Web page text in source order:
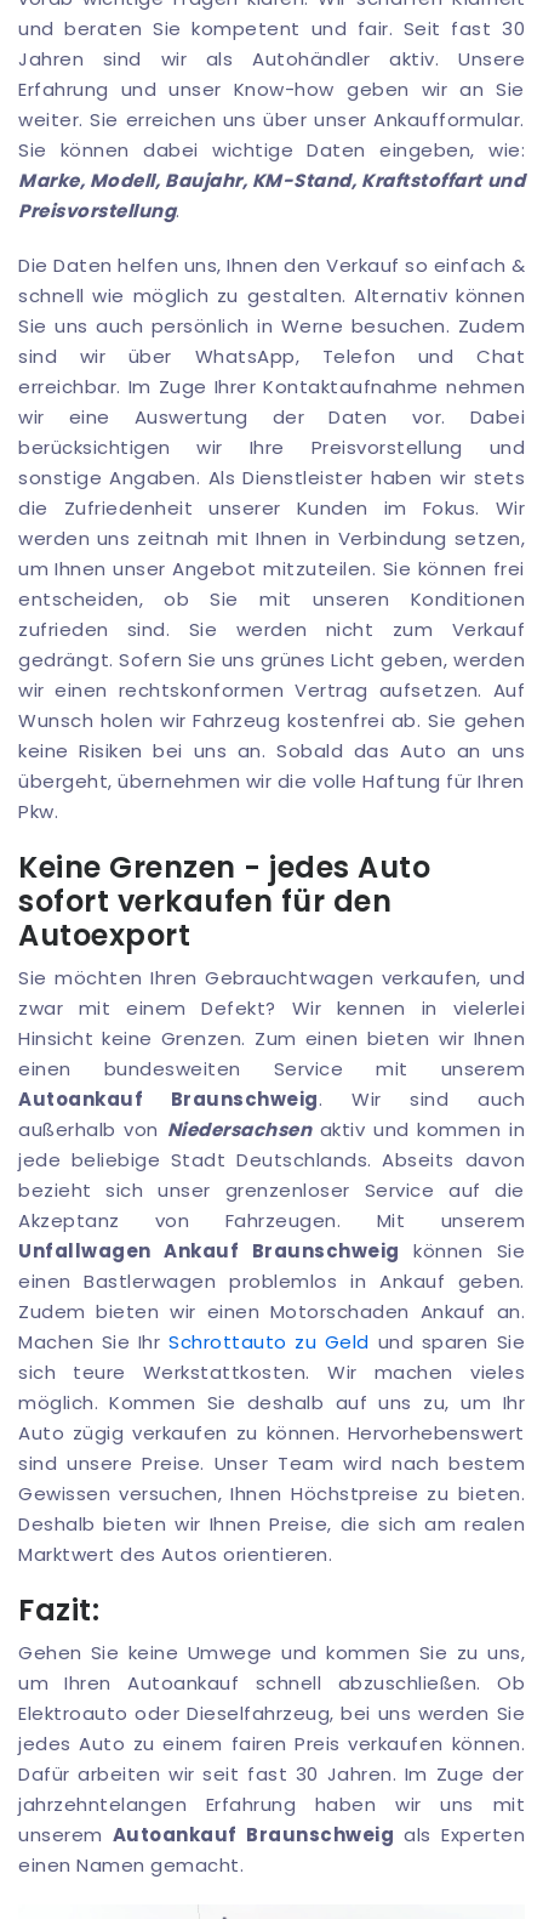
und beraten Sie kompetent und fair. Seit fast 30
Jahren sind wir als Autohändler aktiv. Unsere
Erfahrung und unser Know-how geben wir an Sie
weiter. Sie erreichen uns über unser Ankaufformular.
Sie können dabei wichtige Daten eingeben, wie:
Marke, Modell, Baujahr, KM-Stand, Kraftstoffart und
Preisvorstellung.
Die Daten helfen uns, Ihnen den Verkauf so einfach &
schnell wie möglich zu gestalten. Alternativ können
Sie uns auch persönlich in Werne besuchen. Zudem
sind wir über WhatsApp, Telefon und Chat
erreichbar. Im Zuge Ihrer Kontaktaufnahme nehmen
wir eine Auswertung der Daten vor. Dabei
berücksichtigen wir Ihre Preisvorstellung und
sonstige Angaben. Als Dienstleister haben wir stets
die Zufriedenheit unserer Kunden im Fokus. Wir
werden uns zeitnah mit Ihnen in Verbindung setzen,
um Ihnen unser Angebot mitzuteilen. Sie können frei
entscheiden, ob Sie mit unseren Konditionen
zufrieden sind. Sie werden nicht zum Verkauf
gedrängt. Sofern Sie uns grünes Licht geben, werden
wir einen rechtskonformen Vertrag aufsetzen. Auf
Wunsch holen wir Fahrzeug kostenfrei ab. Sie gehen
keine Risiken bei uns an. Sobald das Auto an uns
übergeht, übernehmen wir die volle Haftung für Ihren
Pkw.
Keine Grenzen - jedes Auto
sofort verkaufen für den
Autoexport
Sie möchten Ihren Gebrauchtwagen verkaufen, und
zwar mit einem Defekt? Wir kennen in vielerlei
Hinsicht keine Grenzen. Zum einen bieten wir Ihnen
einen bundesweiten Service mit unserem
Autoankauf Braunschweig. Wir sind auch
außerhalb von Niedersachsenaktiv und kommen in
jede beliebige Stadt Deutschlands. Abseits davon
bezieht sich unser grenzenloser Service auf die
Akzeptanz von Fahrzeugen. Mit unserem
Unfallwagen Ankauf Braunschweig können Sie
einen Bastlerwagen problemlos in Ankauf geben.
Zudem bieten wir einen Motorschaden Ankauf an.
Machen Sie IhrSchrottauto zu Geld und sparen Sie
sich teure Werkstattkosten. Wir machen vieles
möglich. Kommen Sie deshalb auf uns zu, um Ihr
Auto zügig verkaufen zu können. Hervorhebenswert
sind unsere Preise. Unser Team wird nach bestem
Gewissen versuchen, Ihnen Höchstpreise zu bieten.
Deshalb bieten wir Ihnen Preise, die sich am realen
Marktwert des Autos orientieren.
Fazit:
Gehen Sie keine Umwege und kommen Sie zu uns,
um Ihren Autoankauf schnell abzuschließen. Ob
Elektroauto oder Dieselfahrzeug, bei uns werden Sie
jedes Auto zu einem fairen Preis verkaufen können.
Dafür arbeiten wir seit fast 30 Jahren. Im Zuge der
jahrzehntelangen Erfahrung haben wir uns mit
unserem Autoankauf Braunschweig als Experten
einen Namen gemacht.